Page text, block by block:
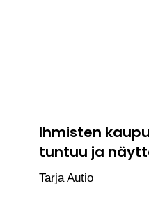
Ihmisten
tuntuu ja
Tarja Autio